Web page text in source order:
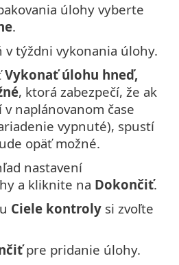
úlohy vyberte
.
v týždni vykonania úlohy.
Vykonať úlohu hneď,
, ktorá zabezpečí, že ak
naplánovanom čase
vypnuté), spustí
opäť možné.
nastavení
a kliknite na Dokončiť.
Ciele kontroly si zvoľte
pre pridanie úlohy.